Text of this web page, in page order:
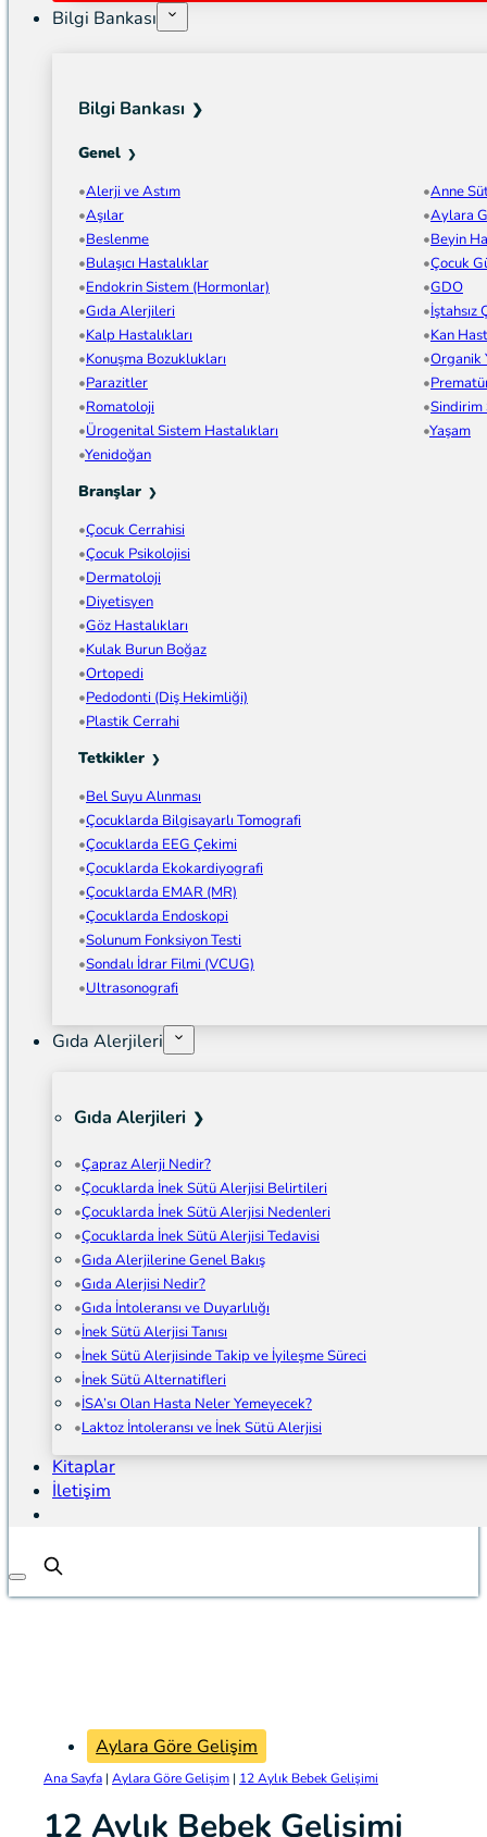
Bilgi Bankası
Bilgi Bankası
Genel
Alerji ve Astım
Anne
Aşılar
Aylara
Beslenme
Beyin
Bulaşıcı Hastalıklar
Çocuk
Endokrin Sistem (Hormonlar)
GDO
Gıda Alerjileri
İştahsız
Kalp Hastalıkları
Kan
Konuşma Bozuklukları
Organik
Parazitler
Romatoloji
Sindirim
Ürogenital Sistem Hastalıkları
Yaşam
Yenidoğan
Branşlar
Çocuk Cerrahisi
Çocuk Psikolojisi
Dermatoloji
Diyetisyen
Göz Hastalıkları
Kulak Burun Boğaz
Ortopedi
Pedodonti (Diş Hekimliği)
Plastik Cerrahi
Tetkikler
Bel Suyu Alınması
Çocuklarda Bilgisayarlı Tomografi
Çocuklarda EEG Çekimi
Çocuklarda Ekokardiyografi
Çocuklarda EMAR (MR)
Çocuklarda Endoskopi
Solunum Fonksiyon Testi
Sondalı İdrar Filmi (VCUG)
Ultrasonografi
Gıda Alerjileri
Gıda Alerjileri
Çapraz Alerji Nedir?
Çocuklarda İnek Sütü Alerjisi Belirtileri
Çocuklarda İnek Sütü Alerjisi Nedenleri
Çocuklarda İnek Sütü Alerjisi Tedavisi
Gıda Alerjilerine Genel Bakış
Gıda Alerjisi Nedir?
Gıda İntoleransı ve Duyarlılığı
İnek Sütü Alerjisi Tanısı
İnek Sütü Alerjisinde Takip ve İyileşme Süreci
İnek Sütü Alternatifleri
İSA’sı Olan Hasta Neler Yemeyecek?
Laktoz İntoleransı ve İnek Sütü Alerjisi
Kitaplar
İletişim
Aylara Göre Gelişim
Ana Sayfa | Aylara Göre Gelişim | 12 Aylık Bebek Gelişimi
12 Aylık Bebek Gelişimi